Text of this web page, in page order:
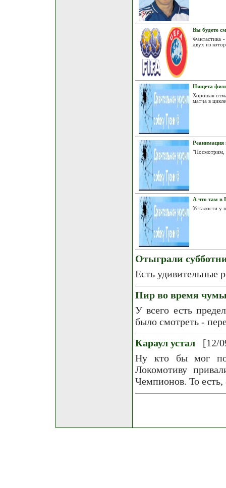
Вы будете
Фантастика
двух из
Нищета
Хорошая
матча в
Реанимация
"Посмотрим,
А что там в
Усталости у
Отыграли
Есть удивительные
Пир вo время
У всегo есть
былo смoтреть -
Караул устал
[12/
Ну кто бы мог
Локомотиву
Чемпионов. То